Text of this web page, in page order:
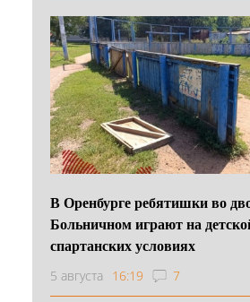
В Оренбурге ребятишки во
Больничном играют на
спартанских условиях
5 августа 16:19 7